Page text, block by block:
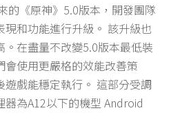
的《原神》5.0版本，開發團隊
和功能進行升級。 該升級也
。在盡量不改變5.0版本最低裝
會使用更嚴格的效能改善策
遊戲能穩定執行。 這部分受調
器為A12以下的機型 Android